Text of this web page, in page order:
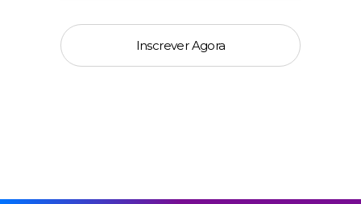
Inscrever Agora